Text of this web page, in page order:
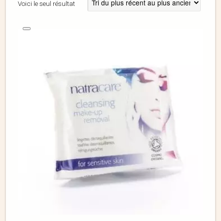
Voici le seul résultat